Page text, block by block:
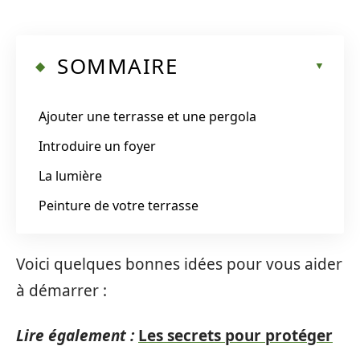
SOMMAIRE
Ajouter une terrasse et une pergola
Introduire un foyer
La lumière
Peinture de votre terrasse
Voici quelques bonnes idées pour vous aider
à démarrer :
Lire également : Les secrets pour protéger